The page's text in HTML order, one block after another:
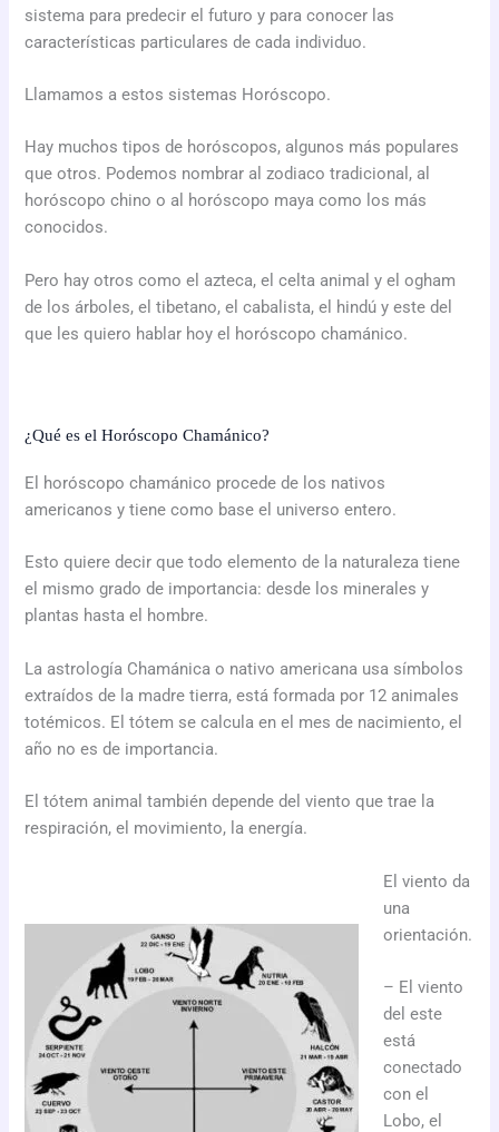
sistema para predecir el futuro y para conocer las
características particulares de cada individuo.
Llamamos a estos sistemas Horóscopo.
Hay muchos tipos de horóscopos, algunos más populares
que otros. Podemos nombrar al zodiaco tradicional, al
horóscopo chino o al horóscopo maya como los más
conocidos.
Pero hay otros como el azteca, el celta animal y el ogham
de los árboles, el tibetano, el cabalista, el hindú y este del
que les quiero hablar hoy el horóscopo chamánico.
¿Qué es el Horóscopo Chamánico?
El horóscopo chamánico procede de los nativos
americanos y tiene como base el universo entero.
Esto quiere decir que todo elemento de la naturaleza tiene
el mismo grado de importancia: desde los minerales y
plantas hasta el hombre.
La astrología Chamánica o nativo americana usa símbolos
extraídos de la madre tierra, está formada por 12 animales
totémicos. El tótem se calcula en el mes de nacimiento, el
año no es de importancia.
El tótem animal también depende del viento que trae la
respiración, el movimiento, la energía.
El viento da
una
orientación.
– El viento
del este
está
conectado
con el
Lobo, el